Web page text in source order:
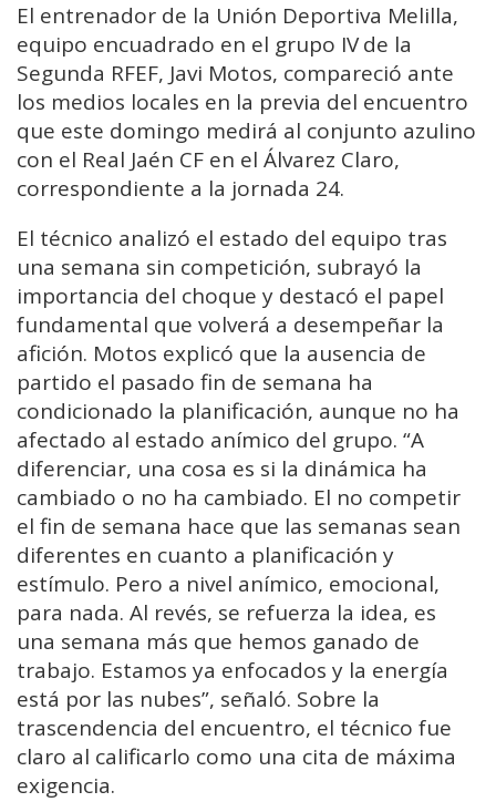
El entrenador de la Unión Deportiva Melilla,
equipo encuadrado en el grupo IV de la
Segunda RFEF, Javi Motos, compareció ante
los medios locales en la previa del encuentro
que este domingo medirá al conjunto azulino
con el Real Jaén CF en el Álvarez Claro,
correspondiente a la jornada 24.
El técnico analizó el estado del equipo tras
una semana sin competición, subrayó la
importancia del choque y destacó el papel
fundamental que volverá a desempeñar la
afición. Motos explicó que la ausencia de
partido el pasado fin de semana ha
condicionado la planificación, aunque no ha
afectado al estado anímico del grupo. “A
diferenciar, una cosa es si la dinámica ha
cambiado o no ha cambiado. El no competir
el fin de semana hace que las semanas sean
diferentes en cuanto a planificación y
estímulo. Pero a nivel anímico, emocional,
para nada. Al revés, se refuerza la idea, es
una semana más que hemos ganado de
trabajo. Estamos ya enfocados y la energía
está por las nubes”, señaló. Sobre la
trascendencia del encuentro, el técnico fue
claro al calificarlo como una cita de máxima
exigencia.